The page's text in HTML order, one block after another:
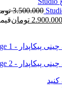
3.500.000
2.900.000 تومان